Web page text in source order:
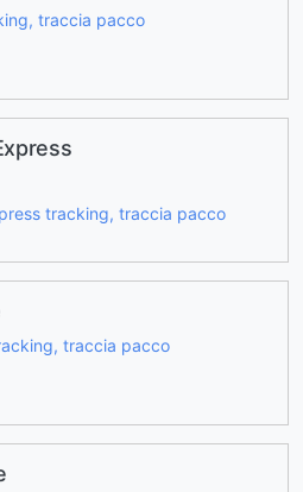
traccia pacco
tracking, traccia pacco
traccia pacco